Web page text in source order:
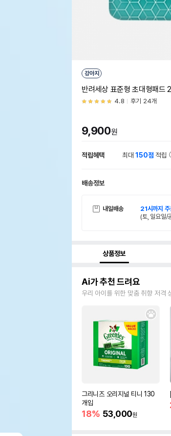
강아지
반려세상 표준형 초대형패
4.8 후기 24개
9,900원
적립혜택 최대150점 적립
배송정보
내일배송 21시까지 주
(토, 일요일/
상품정보
Ai가 추천 드려요
우리 아이를 위한 맞춤 취향 저격
그리니즈 오리지널 티니 130
개입
18% 53,000원